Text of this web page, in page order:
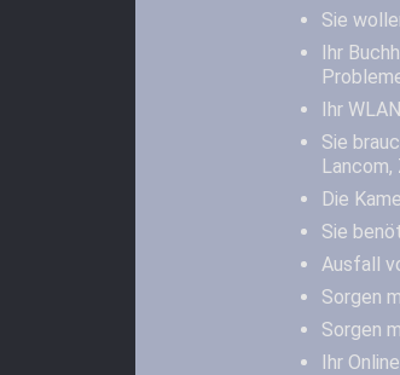
Sie
Ihr
Ihr
Sie
Lancom,
Die
Sie
Ausfall
Sorgen
Sorgen
Ihr